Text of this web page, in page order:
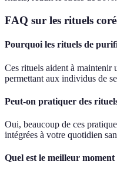
FAQ sur les rituels
Pourquoi les rituels de
Ces rituels aident à maintenir
permettant aux individus de
Peut-on pratiquer des
Oui, beaucoup de ces
intégrées à votre quotidien
Quel est le meilleur